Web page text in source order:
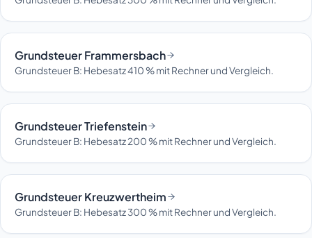
Grundsteuer Frammersbach
Grundsteuer B: Hebesatz 410 % mit Rechner und Vergleich.
Grundsteuer Triefenstein
Grundsteuer B: Hebesatz 200 % mit Rechner und Vergleich.
Grundsteuer Kreuzwertheim
Grundsteuer B: Hebesatz 300 % mit Rechner und Vergleich.